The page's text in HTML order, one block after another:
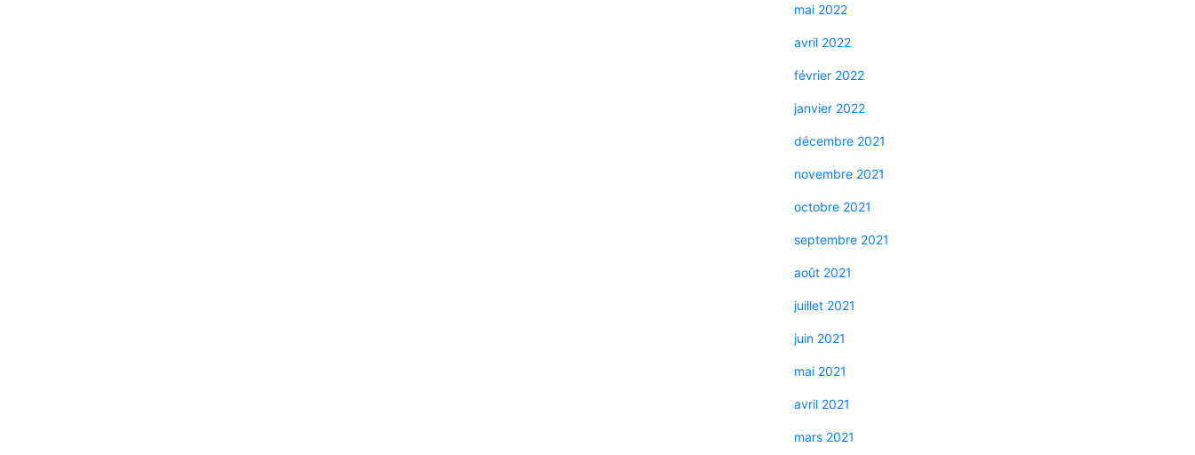
mai 2022
avril 2022
février 2022
janvier 2022
décembre 2021
novembre 2021
octobre 2021
septembre 2021
août 2021
juillet 2021
juin 2021
mai 2021
avril 2021
mars 2021